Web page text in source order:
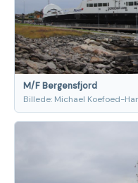
M/F Bergensfjord
Billede: Michael Koefoed-